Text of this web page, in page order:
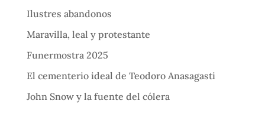
Ilustres abandonos
Maravilla, leal y protestante
Funermostra 2025
El cementerio ideal de Teodoro Anasagasti
John Snow y la fuente del cólera